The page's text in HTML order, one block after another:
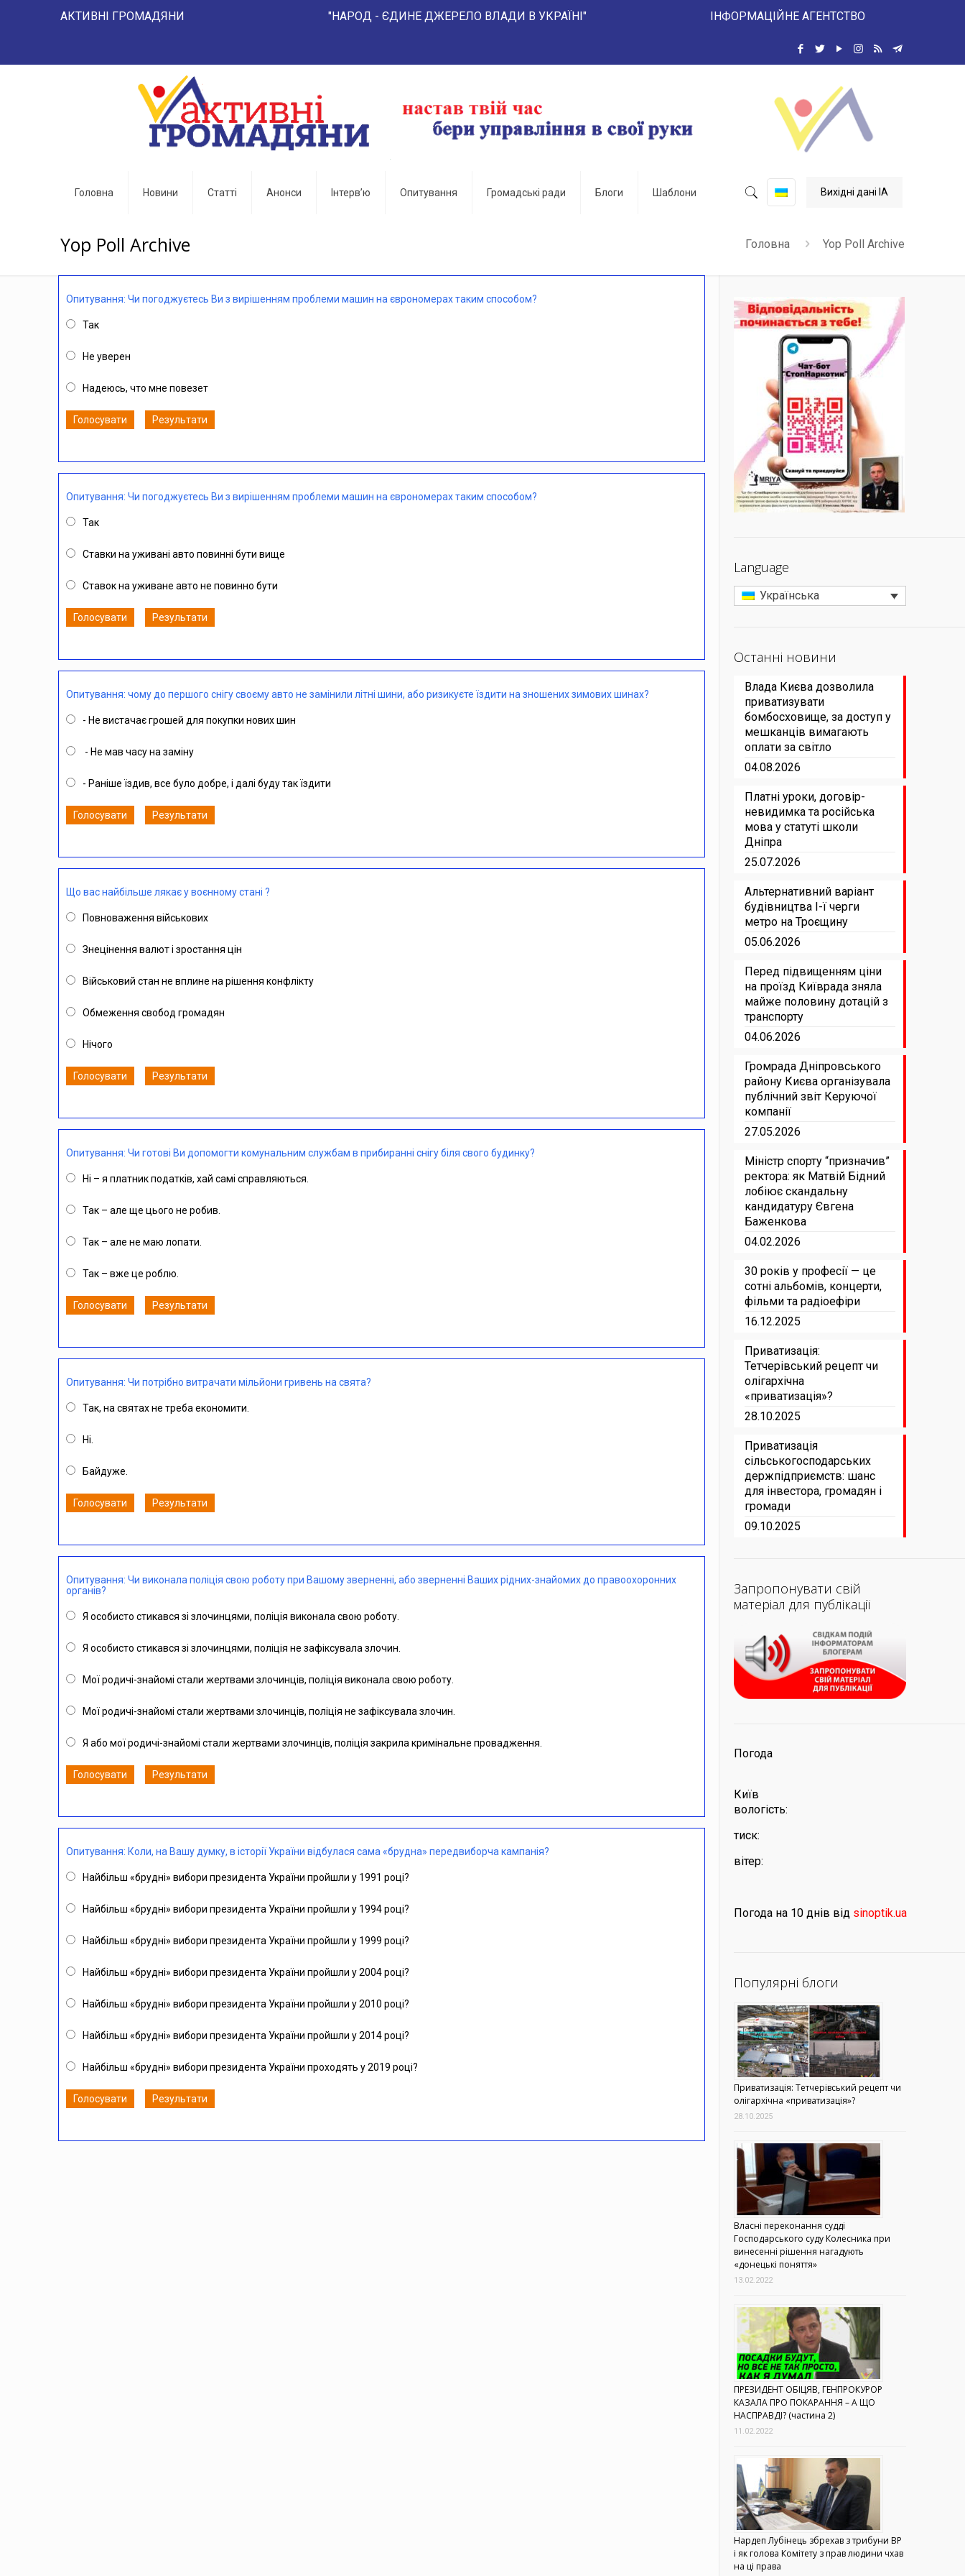
АКТИВНІ ГРОМАДЯНИ "НАРОД - ЄДИНЕ ДЖЕРЕЛО ВЛАДИ В УКРАЇНІ" ІНФОРМАЦІЙНЕ АГЕНТСТВО
Головна Новини Статті Анонси Інтерв’ю Опитування Громадські ради Блоги Шаблони Вихідні дані ІА
Yop Poll Archive Головна Yop Poll Archive
Опитування: Чи погоджуєтесь Ви з вирішенням проблеми машин на єврономерах таким способом?
Так
Не уверен
Надеюсь, что мне повезет
Голосувати Результати
Опитування: Чи погоджуєтесь Ви з вирішенням проблеми машин на єврономерах таким способом?
Так
Ставки на уживані авто повинні бути вище
Ставок на уживане авто не повинно бути
Голосувати Результати
Опитування: чому до першого снігу своєму авто не замінили літні шини, або ризикуєте їздити на зношених зимових шинах?
- Не вистачає грошей для покупки нових шин
- Не мав часу на заміну
- Раніше їздив, все було добре, і далі буду так їздити
Голосувати Результати
Що вас найбільше лякає у воєнному стані ?
Повноваження військових
Знецінення валют і зростання цін
Військовий стан не вплине на рішення конфлікту
Обмеження свобод громадян
Нічого
Голосувати Результати
Опитування: Чи готові Ви допомогти комунальним службам в прибиранні снігу біля свого будинку?
Ні – я платник податків, хай самі справляються.
Так – але ще цього не робив.
Так – але не маю лопати.
Так – вже це роблю.
Голосувати Результати
Опитування: Чи потрібно витрачати мільйони гривень на свята?
Так, на святах не треба економити.
Ні.
Байдуже.
Голосувати Результати
Опитування: Чи виконала поліція свою роботу при Вашому зверненні, або зверненні Ваших рідних-знайомих до правоохоронних
органів?
Я особисто стикався зі злочинцями, поліція виконала свою роботу.
Я особисто стикався зі злочинцями, поліція не зафіксувала злочин.
Мої родичі-знайомі стали жертвами злочинців, поліція виконала свою роботу.
Мої родичі-знайомі стали жертвами злочинців, поліція не зафіксувала злочин.
Я або мої родичі-знайомі стали жертвами злочинців, поліція закрила кримінальне провадження.
Голосувати Результати
Опитування: Коли, на Вашу думку, в історії України відбулася сама «брудна» передвиборча кампанія?
Найбільш «брудні» вибори президента України пройшли у 1991 році?
Найбільш «брудні» вибори президента України пройшли у 1994 році?
Найбільш «брудні» вибори президента України пройшли у 1999 році?
Найбільш «брудні» вибори президента України пройшли у 2004 році?
Найбільш «брудні» вибори президента України пройшли у 2010 році?
Найбільш «брудні» вибори президента України пройшли у 2014 році?
Найбільш «брудні» вибори президента України проходять у 2019 році?
Голосувати Результати
Language
Українська
Останні новини
Влада Києва дозволила
приватизувати
бомбосховище, за доступ у
мешканців вимагають
оплати за світло
04.08.2026
Платні уроки, договір-
невидимка та російська
мова у статуті школи
Дніпра
25.07.2026
Альтернативний варіант
будівництва І-ї черги
метро на Троєщину
05.06.2026
Перед підвищенням ціни
на проїзд Київрада зняла
майже половину дотацій з
транспорту
04.06.2026
Громрада Дніпровського
району Києва організувала
публічний звіт Керуючої
компанії
27.05.2026
Міністр спорту “призначив”
ректора: як Матвій Бідний
лобіює скандальну
кандидатуру Євгена
Баженкова
04.02.2026
30 років у професії — це
сотні альбомів, концерти,
фільми та радіоефіри
16.12.2025
Приватизація:
Тетчерівський рецепт чи
олігархічна
«приватизація»?
28.10.2025
Приватизація
сільськогосподарських
держпідприємств: шанс
для інвестора, громадян і
громади
09.10.2025
Запропонувати свій
матеріал для публікації
Погода
Київ
вологість:
тиск:
вітер:
Погода на 10 днів від sinoptik.ua
Популярні блоги
Приватизація: Тетчерівський рецепт чи
олігархічна «приватизація»?
28.10.2025
Власні переконання судді
Господарського суду Колесника при
винесенні рішення нагадують
«донецькі поняття»
13.02.2022
ПРЕЗИДЕНТ ОБІЦЯВ, ГЕНПРОКУРОР
КАЗАЛА ПРО ПОКАРАННЯ – А ЩО
НАСПРАВДІ? (частина 2)
11.02.2022
Нардеп Лубінець збрехав з трибуни ВР
і як голова Комітету з прав людини чхав
на ці права